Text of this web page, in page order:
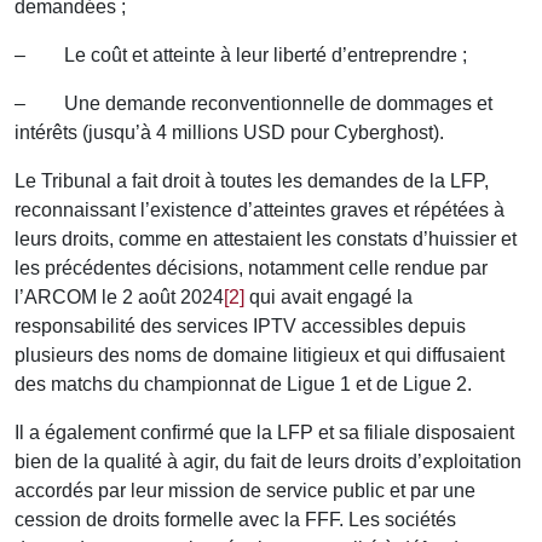
demandées ;
– Le coût et atteinte à leur liberté d’entreprendre ;
– Une demande reconventionnelle de dommages et
intérêts (jusqu’à 4 millions USD pour Cyberghost).
Le Tribunal a fait droit à toutes les demandes de la LFP,
reconnaissant l’existence d’atteintes graves et répétées à
leurs droits, comme en attestaient les constats d’huissier et
les précédentes décisions, notamment celle rendue par
l’ARCOM le 2 août 2024 [2] qui avait engagé la
responsabilité des services IPTV accessibles depuis
plusieurs des noms de domaine litigieux et qui diffusaient
des matchs du championnat de Ligue 1 et de Ligue 2.
Il a également confirmé que la LFP et sa filiale disposaient
bien de la qualité à agir, du fait de leurs droits d’exploitation
accordés par leur mission de service public et par une
cession de droits formelle avec la FFF. Les sociétés